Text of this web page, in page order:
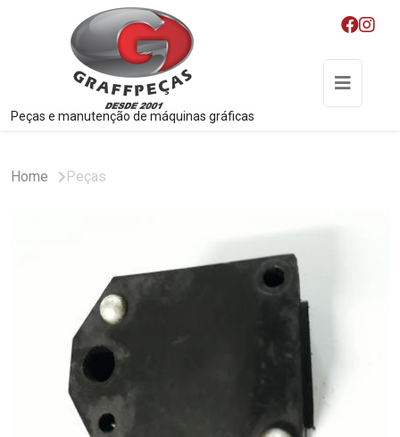
Peças e manutenção de máquinas gráficas
Home Peças